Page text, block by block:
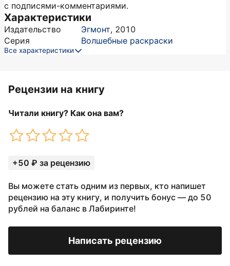
с подписями-комментариями.
Характеристики
Издательство Эгмонт, 2010
Серия
Волшебные раскраски
Все характеристики
Рецензии на книгу
Читали книгу? Как она вам?
+50 ₽ за рецензию
Вы можете стать одним из первых, кто напишет
рецензию на эту книгу, и получить бонус — до 50
рублей на баланс в Лабиринте!
Написать рецензию